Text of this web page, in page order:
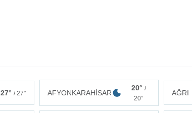
27° / 27° AFYONKARAHİSAR
20° /
20°
AĞRI